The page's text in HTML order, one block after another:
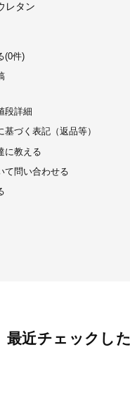
レタン
(0件)
段詳細
基づく表記（返品等）
に教える
て問い合わせる
最近チェックし